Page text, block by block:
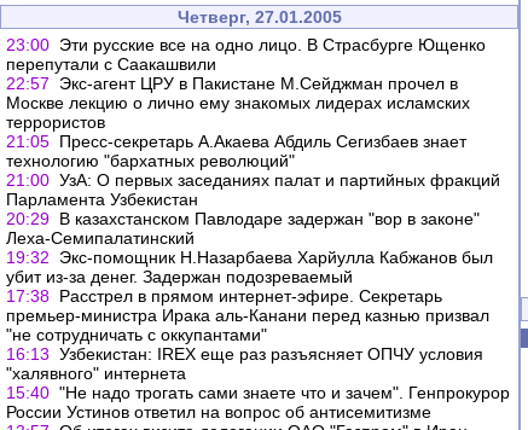
Четверг, 27.01.2005
23:00 Эти русские все на одно лицо. В Страсбурге Ющенко
перепутали с Саакашвили
22:57
Экс-агент ЦРУ в Пакистане М.Сейджман прочел в
Москве лекцию о лично ему знакомых лидерах исламских
террористов
21:05 Пресс-секретарь А.Акаева Абдиль Сегизбаев знает
технологию "бархатных революций"
21:00 УзА: О первых заседаниях палат и партийных фракций
Парламента Узбекистан
20:29 В казахстанском Павлодаре задержан "вор в законе"
Леха-Семипалатинский
19:32
Экс-помощник Н.Назарбаева Харйулла Кабжанов был
убит из-за денег. Задержан подозреваемый
17:38 Расстрел в прямом интернет-эфире. Секретарь
премьер-министра Ирака аль-Канани перед казнью призвал
"не сотрудничать с оккупантами"
16:13 Узбекистан: IREX еще раз разъясняет ОПЧУ условия
"халявного" интернета
15:40 "Не надо трогать сами знаете что и зачем". Генпрокурор
России Устинов ответил на вопрос об антисемитизме